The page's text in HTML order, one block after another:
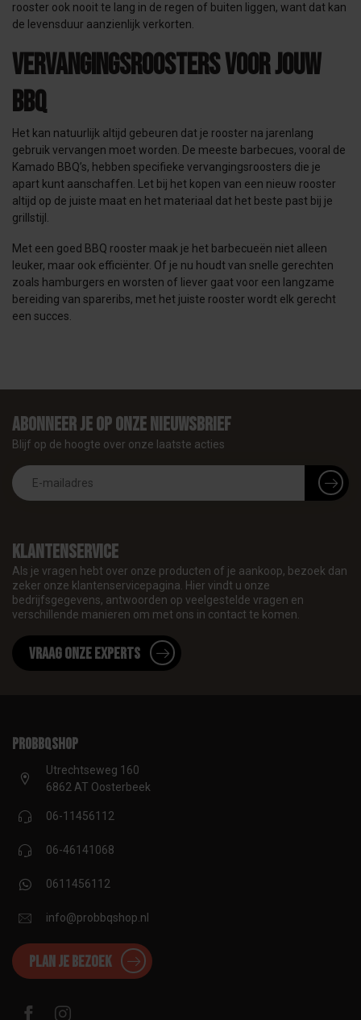
rooster ook nooit te lang in de regen of buiten liggen, want dat kan
de levensduur aanzienlijk verkorten.
Vervangingsroosters voor jouw
BBQ
Het kan natuurlijk altijd gebeuren dat je rooster na jarenlang
gebruik vervangen moet worden. De meeste barbecues, vooral de
Kamado BBQ’s, hebben specifieke vervangingsroosters die je
apart kunt aanschaffen. Let bij het kopen van een nieuw rooster
altijd op de juiste maat en het materiaal dat het beste past bij je
grillstijl.
Met een goed BBQ rooster maak je het barbecueën niet alleen
leuker, maar ook efficiënter. Of je nu houdt van snelle gerechten
zoals hamburgers en worsten of liever gaat voor een langzame
bereiding van spareribs, met het juiste rooster wordt elk gerecht
een succes.
Klantenservice
Als je vragen hebt over onze producten of je aankoop, bezoek dan
zeker onze klantenservicepagina. Hier vindt u onze
bedrijfsgegevens, antwoorden op veelgestelde vragen en
verschillende manieren om met ons in contact te komen.
Vraag onze experts
Abonneer je op onze nieuwsbrief
Blijf op de hoogte over onze laatste acties
proBBQshop
Utrechtseweg 160
6862 AT Oosterbeek
06-11456112
06-46141068
0611456112
info@probbqshop.nl
Plan je bezoek